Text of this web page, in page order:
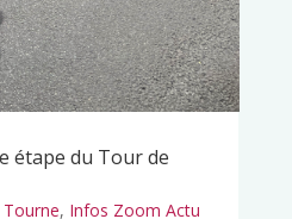
étape du Tour de
, Infos Zoom Actu